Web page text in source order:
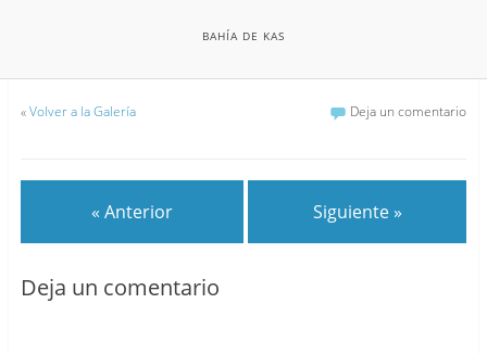
BAHÍA DE KAS
«Volver a la Galería Deja un comentario
« Anterior Siguiente »
Deja un comentario